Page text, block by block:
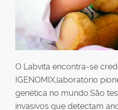
O Labvita encontra-se
IGENOMIX,laboratório
genética no mundo.São
invasivos que detectam